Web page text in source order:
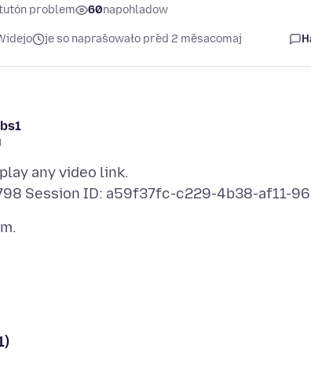
problem 60napohladow
je so naprašowało před 2 měsacomaj
any video link.